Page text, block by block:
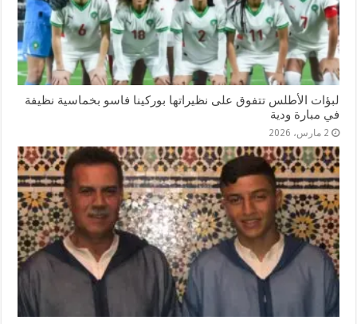
لبؤات الأطلس تتفوق على نظيراتها بوركينا فاسو بخماسية نظيفة
في مبارة ودية
2 مارس، 2026